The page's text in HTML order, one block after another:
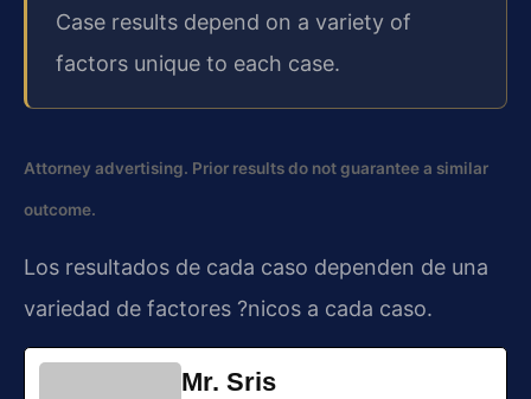
Case results depend on a variety of
factors unique to each case.
Attorney advertising. Prior results do not guarantee a similar
outcome.
Los resultados de cada caso dependen de una
variedad de factores ?nicos a cada caso.
Mr. Sris